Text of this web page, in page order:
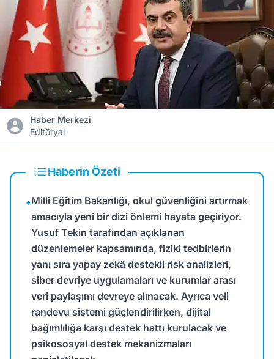
Haber Merkezi
Editöryal
Haberin Özeti
•Milli Eğitim Bakanlığı, okul güvenliğini artırmak
amacıyla yeni bir dizi önlemi hayata geçiriyor.
Yusuf Tekin tarafından açıklanan
düzenlemeler kapsamında, fiziki tedbirlerin
yanı sıra yapay zekâ destekli risk analizleri,
siber devriye uygulamaları ve kurumlar arası
veri paylaşımı devreye alınacak. Ayrıca veli
randevu sistemi güçlendirilirken, dijital
bağımlılığa karşı destek hattı kurulacak ve
psikososyal destek mekanizmaları